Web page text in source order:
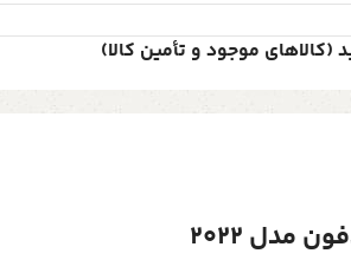
(کالاهای موجود و تأمین کالا)
مدل 2022